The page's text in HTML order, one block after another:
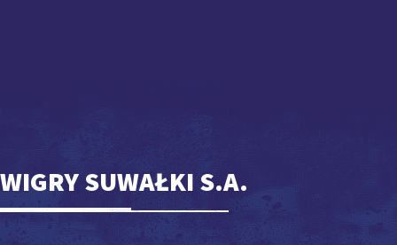
WIGRY SUWAŁKI S.A.